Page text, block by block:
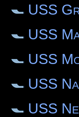
USS
USS
USS
USS
USS